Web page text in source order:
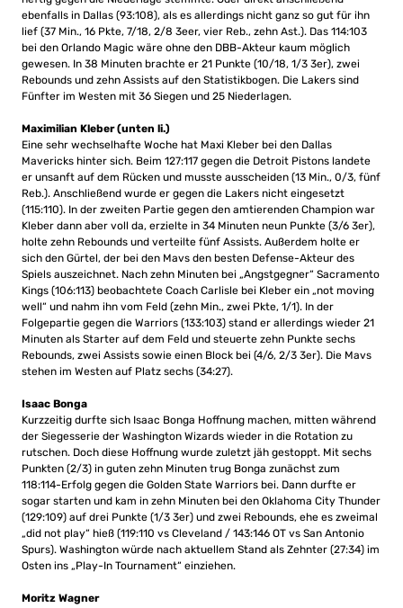
ebenfalls in Dallas (93:108), als es allerdings nicht ganz so gut für ihn
lief (37 Min., 16 Pkte, 7/18, 2/8 3eer, vier Reb., zehn Ast.). Das 114:103
bei den Orlando Magic wäre ohne den DBB-Akteur kaum möglich
gewesen. In 38 Minuten brachte er 21 Punkte (10/18, 1/3 3er), zwei
Rebounds und zehn Assists auf den Statistikbogen. Die Lakers sind
Fünfter im Westen mit 36 Siegen und 25 Niederlagen.
Maximilian Kleber (unten li.)
Eine sehr wechselhafte Woche hat Maxi Kleber bei den Dallas
Mavericks hinter sich. Beim 127:117 gegen die Detroit Pistons landete
er unsanft auf dem Rücken und musste ausscheiden (13 Min., 0/3, fünf
Reb.). Anschließend wurde er gegen die Lakers nicht eingesetzt
(115:110). In der zweiten Partie gegen den amtierenden Champion war
Kleber dann aber voll da, erzielte in 34 Minuten neun Punkte (3/6 3er),
holte zehn Rebounds und verteilte fünf Assists. Außerdem holte er
sich den Gürtel, der bei den Mavs den besten Defense-Akteur des
Spiels auszeichnet. Nach zehn Minuten bei „Angstgegner“ Sacramento
Kings (106:113) beobachtete Coach Carlisle bei Kleber ein „not moving
well“ und nahm ihn vom Feld (zehn Min., zwei Pkte, 1/1). In der
Folgepartie gegen die Warriors (133:103) stand er allerdings wieder 21
Minuten als Starter auf dem Feld und steuerte zehn Punkte sechs
Rebounds, zwei Assists sowie einen Block bei (4/6, 2/3 3er). Die Mavs
stehen im Westen auf Platz sechs (34:27).
Isaac Bonga
Kurzzeitig durfte sich Isaac Bonga Hoffnung machen, mitten während
der Siegesserie der Washington Wizards wieder in die Rotation zu
rutschen. Doch diese Hoffnung wurde zuletzt jäh gestoppt. Mit sechs
Punkten (2/3) in guten zehn Minuten trug Bonga zunächst zum
118:114-Erfolg gegen die Golden State Warriors bei. Dann durfte er
sogar starten und kam in zehn Minuten bei den Oklahoma City Thunder
(129:109) auf drei Punkte (1/3 3er) und zwei Rebounds, ehe es zweimal
„did not play“ hieß (119:110 vs Cleveland / 143:146 OT vs San Antonio
Spurs). Washington würde nach aktuellem Stand als Zehnter (27:34) im
Osten ins „Play-In Tournament“ einziehen.
Moritz Wagner